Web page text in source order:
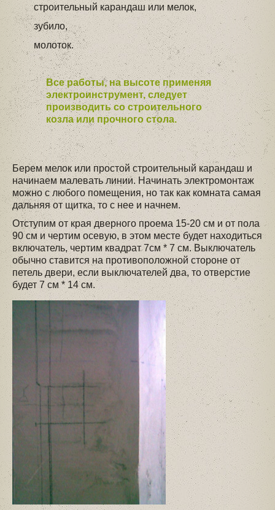
строительный карандаш или мелок,
зубило,
молоток.
Все работы, на высоте применяя
электроинструмент, следует
производить со строительного
козла или прочного стола.
Берем мелок или простой строительный карандаш и
начинаем малевать линии. Начинать электромонтаж
можно с любого помещения, но так как комната самая
дальняя от щитка, то с нее и начнем.
Отступим от края дверного проема 15-20 см и от пола
90 см и чертим осевую, в этом месте будет находиться
включатель, чертим квадрат 7см * 7 см. Выключатель
обычно ставится на противоположной стороне от
петель двери, если выключателей два, то отверстие
будет 7 см * 14 см.